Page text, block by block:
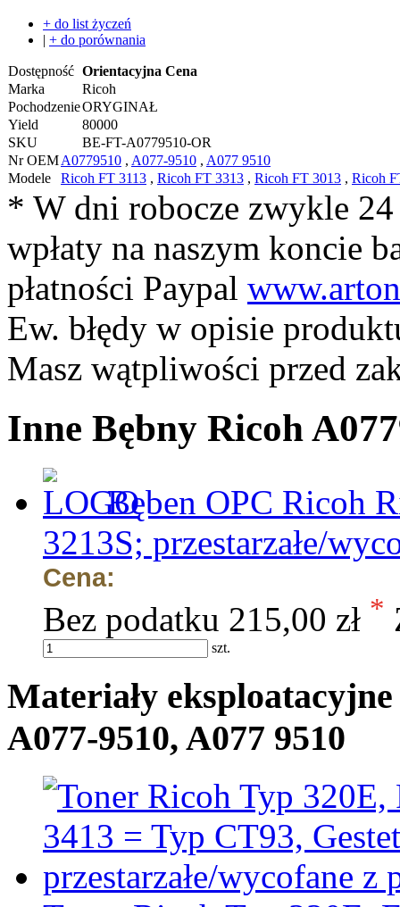
+ do list życzeń
| + do porównania
Dostępność Orientacyjna Cena
Marka
Ricoh
PochodzenieORYGINAŁ
Yield
80000
SKU
BE-FT-A0779510-OR
Nr OEMA0779510 , A077-9510 , A077 9510
Modele
Ricoh FT 3113 , Ricoh FT 3313 , Ricoh FT 3013 , Ricoh
* W dni robocze zwykle
wpłaty na naszym koncie
płatności Paypal
Ew. błędy w opisie
Masz wątpliwości przed
Inne Bębny Ricoh
Bęben OPC Ricoh
3213S; przestarzałe/
Cena:
Bez podatku 215,00 zł *
szt.
Materiały
A077-9510, A077 9510